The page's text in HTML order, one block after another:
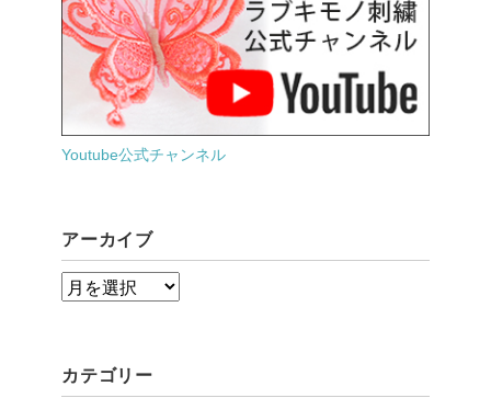
Youtube公式チャンネル
アーカイブ
ア
イ
カテゴリー